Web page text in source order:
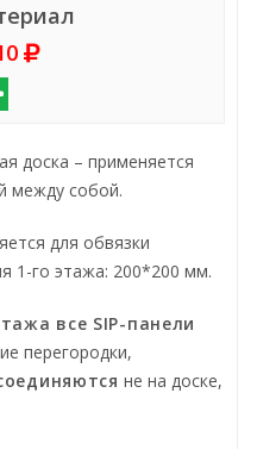
доска – применяется
между собой.
для обвязки
1-го этажа: 200*200 мм.
все SIP-панели
перегородки,
не на доске,